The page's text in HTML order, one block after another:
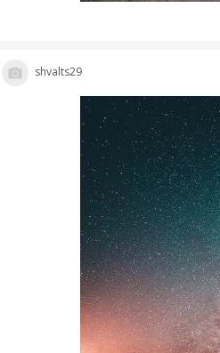
shvalts29